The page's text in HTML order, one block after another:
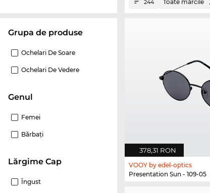
Grupa de produse
Ochelari De Soare
Ochelari De Vedere
Genul
Femei
Bărbaţi
Lărgime Cap
Îngust
244 Toate mărcile
378,31 RON
VOOY by edel-optics
Presentation Sun - 109-05